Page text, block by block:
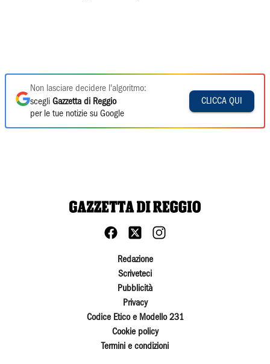
Non lasciare decidere l'algoritmo:
scegli Gazzetta di Reggio
per le tue notizie su Google
CLICCA QUI
Redazione
Scriveteci
Pubblicità
Privacy
Codice Etico e Modello 231
Cookie policy
Termini e condizioni